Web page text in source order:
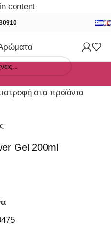
content
στα προϊόντα
Gel 200ml